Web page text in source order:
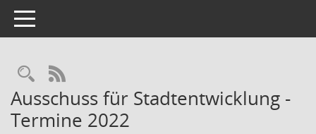
Toggle navigation
Rechercheauswahl
RSS-Feed
Ausschuss für Stadtentwicklung -
Termine 2022